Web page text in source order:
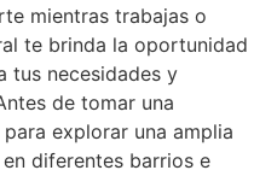
mientras trabajas o
te brinda la oportunidad
tus necesidades y
de tomar una
explorar una amplia
diferentes barrios e